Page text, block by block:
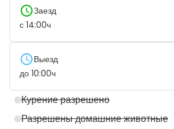
Заезд
с 14:00ч
Выезд
до 10:00ч
Курение разрешено
Разрешены домашние животные